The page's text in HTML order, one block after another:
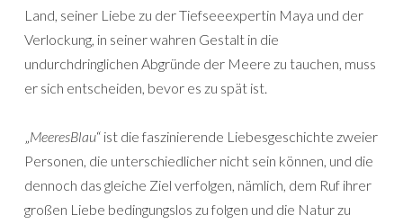
Land, seiner Liebe zu der Tiefseeexpertin Maya und der
Verlockung, in seiner wahren Gestalt in die
undurchdringlichen Abgründe der Meere zu tauchen, muss
er sich entscheiden, bevor es zu spät ist.
„MeeresBlau“ ist die faszinierende Liebesgeschichte zweier
Personen, die unterschiedlicher nicht sein können, und die
dennoch das gleiche Ziel verfolgen, nämlich, dem Ruf ihrer
großen Liebe bedingungslos zu folgen und die Natur zu